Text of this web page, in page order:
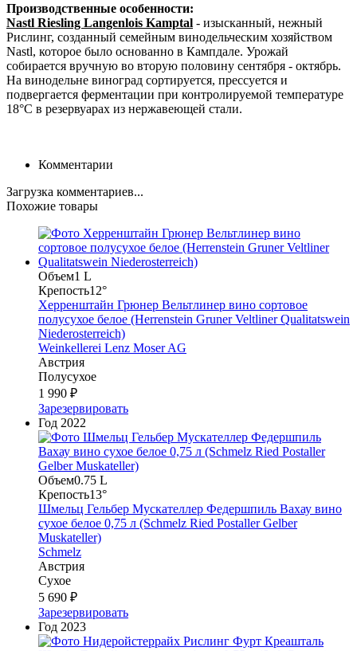
Производственные особенности:
Nastl Riesling Langenlois Kamptal - изысканный, нежный
Рислинг, созданный семейным винодельческим хозяйством
Nastl, которое было основанно в Кампдале. Урожай
собирается вручную во вторую половину сентября - октябрь.
На винодельне виноград сортируется, прессуется и
подвергается ферментации при контролируемой температуре
18°С в резервуарах из нержавеющей стали.
Комментарии
Загрузка комментариев...
Похожие товары
Объем1 L
Крепость12°
Херренштайн Грюнер Вельтлинер вино сортовое
полусухое белое (Herrenstein Gruner Veltliner Qualitatswein
Niederosterreich)
Weinkellerei Lenz Moser AG
Австрия
Полусухое
1 990 ₽
Зарезервировать
Год 2022
Объем0.75 L
Крепость13°
Шмельц Гельбер Мускателлер Федершпиль Вахау вино
сухое белое 0,75 л (Schmelz Ried Postaller Gelber
Muskateller)
Schmelz
Австрия
Сухое
5 690 ₽
Зарезервировать
Год 2023